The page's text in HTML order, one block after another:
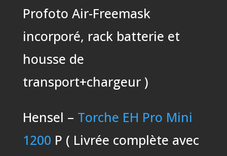
Profoto Air-Freemask
incorporé, rack batterie et
housse de
transport+chargeur )
Hensel – Torche EH Pro Mini
1200 P ( Livrée complète avec